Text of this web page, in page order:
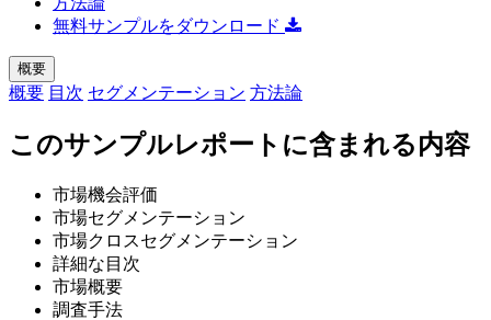
無料サンプルをダウンロード
概要
概要 目次 セグメンテーション 方法論
このサンプルレポートに含まれる内容
市場機会評価
市場セグメンテーション
市場クロスセグメンテーション
詳細な目次
市場概要
調査手法